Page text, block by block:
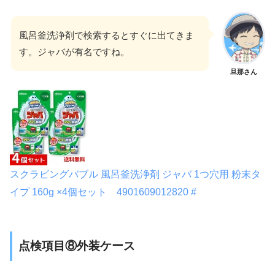
旦那さん
風呂釜洗浄剤で検索するとすぐに出てきま
す。ジャバが有名ですね。
スクラビングバブル 風呂釜洗浄剤 ジャバ 1つ穴用 粉末タ
イプ 160g ×4個セット 4901609012820 #
点検項目⑧外装ケース